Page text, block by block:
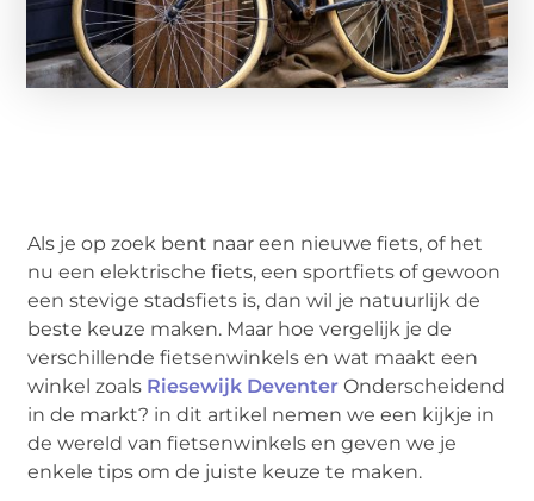
Als je op zoek bent naar een nieuwe fiets, of het
nu een elektrische fiets, een sportfiets of gewoon
een stevige stadsfiets is, dan wil je natuurlijk de
beste keuze maken. Maar hoe vergelijk je de
verschillende fietsenwinkels en wat maakt een
winkel zoals Riesewijk Deventer Onderscheidend
in de markt? in dit artikel nemen we een kijkje in
de wereld van fietsenwinkels en geven we je
enkele tips om de juiste keuze te maken.